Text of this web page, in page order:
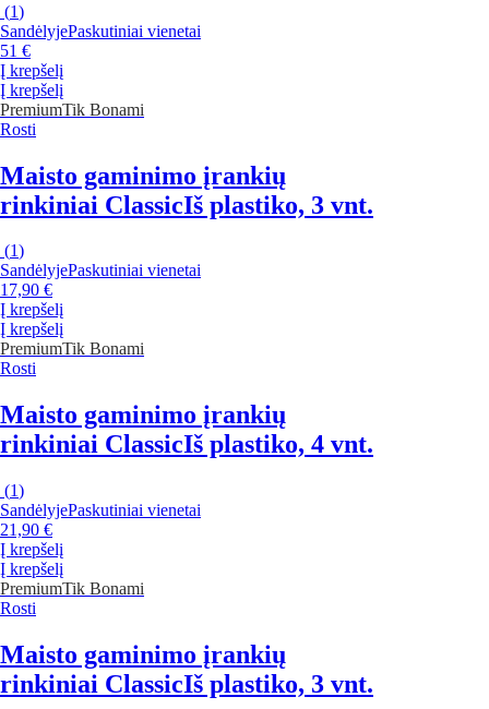
(1)
SandėlyjePaskutiniai vienetai
51 €
Į krepšelį
Į krepšelį
PremiumTik Bonami
Rosti
Maisto gaminimo įrankių
rinkiniai ClassicIš plastiko, 3 vnt.
(1)
SandėlyjePaskutiniai vienetai
17,90 €
Į krepšelį
Į krepšelį
PremiumTik Bonami
Rosti
Maisto gaminimo įrankių
rinkiniai ClassicIš plastiko, 4 vnt.
(1)
SandėlyjePaskutiniai vienetai
21,90 €
Į krepšelį
Į krepšelį
PremiumTik Bonami
Rosti
Maisto gaminimo įrankių
rinkiniai ClassicIš plastiko, 3 vnt.